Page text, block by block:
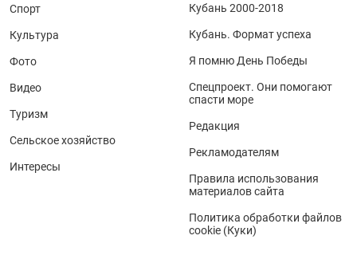
Спорт
Культура
Фото
Видео
Туризм
Сельское хозяйство
Интересы
Кубань 2000-2018
Кубань. Формат успеха
Я помню День Победы
Спецпроект. Они помогают
спасти море
Редакция
Рекламодателям
Правила использования
материалов сайта
Политика обработки файлов
cookie (Куки)